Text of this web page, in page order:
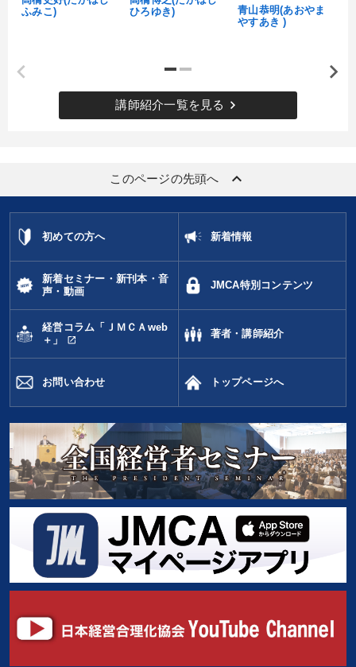
ふみこ)
ひろゆき)
青山恭明(あおやま
やすあき )
講師紹介一覧を見る keyboard_arrow_right
このページの先頭へ keyboard_arrow_up
初めての方へ 新着情報
新着セミナー・新刊本・音
声・動画
JMCA特別コンテンツ
経営コラム「ＪＭＣＡweb
＋」
open_in_new
著者・講師紹介
お問い合わせ トップページへ